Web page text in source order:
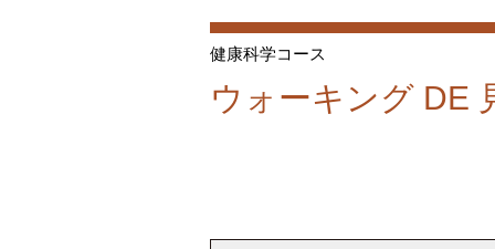
健康科学コース
ウォーキング DE